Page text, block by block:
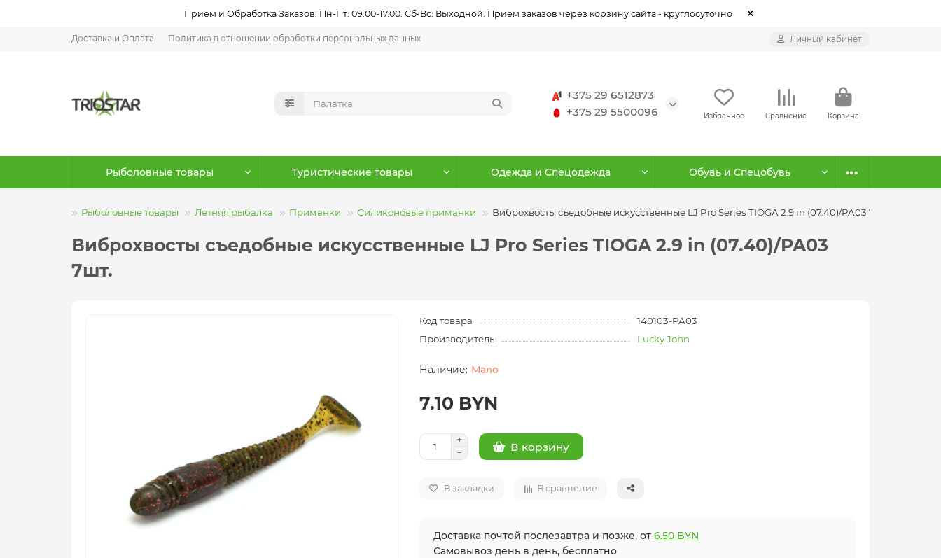
Прием и Обработка Заказов: Пн-Пт: 09.00-17.00. Сб-Вс: Выходной. Прием заказов через корзину сайта - круглосуточно
Доставка и Оплата Политика в отношении обработки персональных данных Личный кабинет
+375 29 6512873
+375 29 5500096
Избранное Сравнение Корзина
Рыболовные товары Туристические товары Одежда и Спецодежда Обувь и Спецобувь
Рыболовные товары Летняя рыбалка Приманки Силиконовые приманки Виброхвосты съедобные искусственные LJ Pro Series TIOGA 2.9 in (07.40)/PA03 7шт.
Виброхвосты съедобные искусственные LJ Pro Series TIOGA 2.9 in (07.40)/PA03
7шт.
Код товара
140103-PA03
Производитель
Lucky John
Мало
7.10 BYN
В корзину
В закладки В сравнение
Доставка почтой послезавтра и позже, от 6.50 BYN
Самовывоз день в день, бесплатно